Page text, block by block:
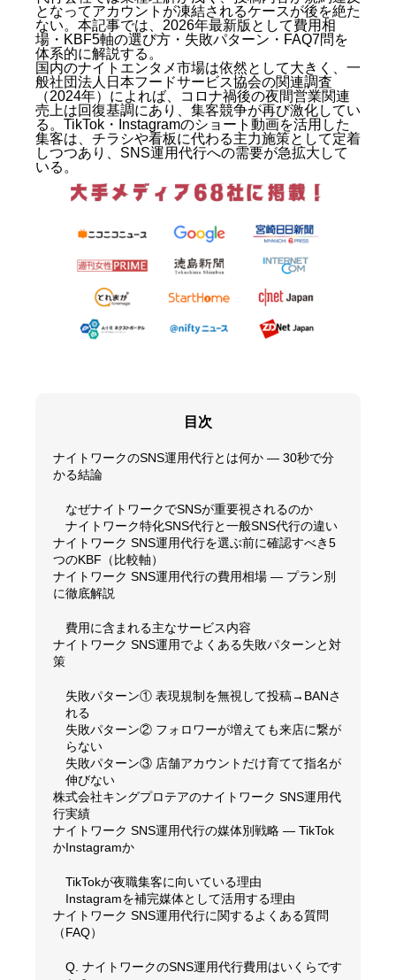
となってアカウントが凍結されるケースが後を絶た
ない。本記事では、2026年最新版として費用相
場・KBF5軸の選び方・失敗パターン・FAQ7問を
体系的に解説する。
国内のナイトエンタメ市場は依然として大きく、一
般社団法人日本フードサービス協会の関連調査
（2024年）によれば、コロナ禍後の夜間営業関連
売上は回復基調にあり、集客競争が再び激化してい
る。TikTok・Instagramのショート動画を活用した
集客は、チラシや看板に代わる主力施策として定着
しつつあり、SNS運用代行への需要が急拡大して
いる。
目次
ナイトワークのSNS運用代行とは何か — 30秒で分
かる結論
なぜナイトワークでSNSが重要視されるのか
ナイトワーク特化SNS代行と一般SNS代行の違い
ナイトワーク SNS運用代行を選ぶ前に確認すべき5
つのKBF（比較軸）
ナイトワーク SNS運用代行の費用相場 — プラン別
に徹底解説
費用に含まれる主なサービス内容
ナイトワーク SNS運用でよくある失敗パターンと対
策
失敗パターン① 表現規制を無視して投稿→BANさ
れる
失敗パターン② フォロワーが増えても来店に繋が
らない
失敗パターン③ 店舗アカウントだけ育てて指名が
伸びない
株式会社キングプロテアのナイトワーク SNS運用代
行実績
ナイトワーク SNS運用代行の媒体別戦略 — TikTok
かInstagramか
TikTokが夜職集客に向いている理由
Instagramを補完媒体として活用する理由
ナイトワーク SNS運用代行に関するよくある質問
（FAQ）
Q. ナイトワークのSNS運用代行費用はいくらです